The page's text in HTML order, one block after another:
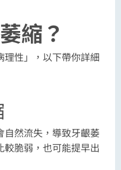
縮？
理性」，以下帶你詳細
自然流失，導致牙齦萎
脆弱，也可能提早出